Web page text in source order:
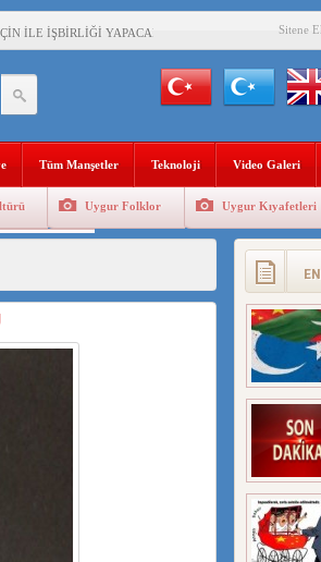
İLE İŞBİRLİĞİ YAPACAK
SOYKIRIMI BİR HAKİKATTIR!
POSTMODERN BİR SOYKIRIMDIR!
BİZİM KIRMIZI ÇİZGİMİZDİR!”
TEPKİLER SÜRÜYOR
RAHMETLE ANIYORUZ
Sitene
Tüm Manşetler Teknoloji Video Galeri
Uygur Folklor Uygur Kıyafetleri